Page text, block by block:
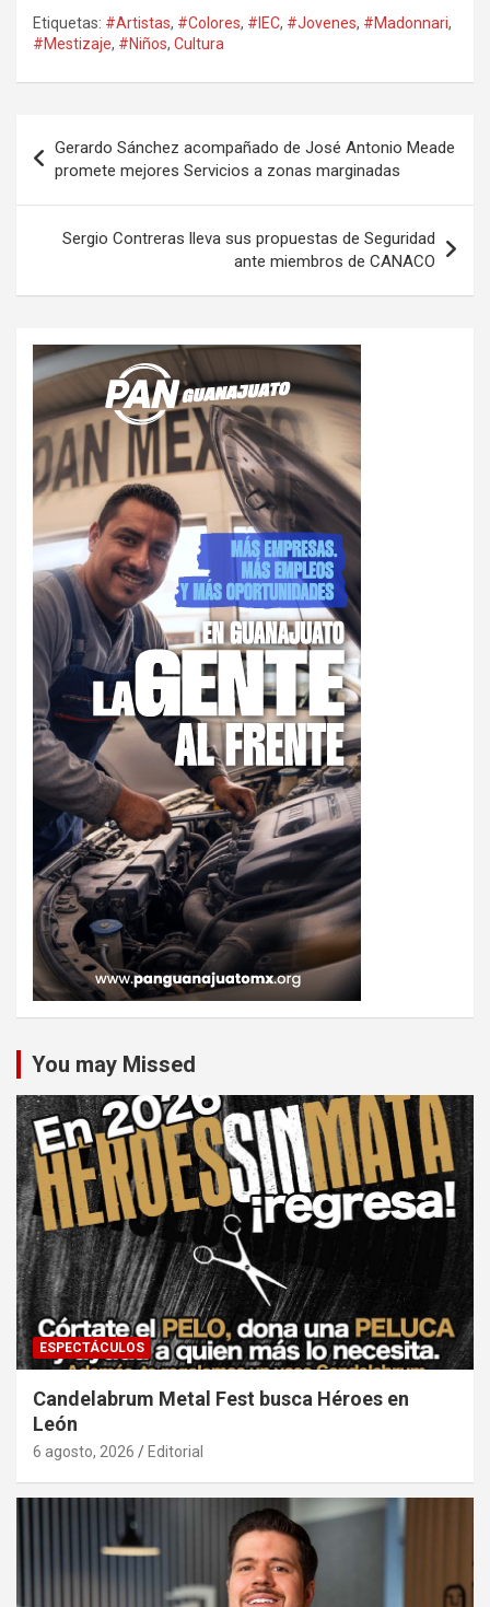
Etiquetas: #Artistas, #Colores, #IEC, #Jovenes, #Madonnari,
#Mestizaje, #Niños, Cultura
de
entradas
Gerardo Sánchez acompañado de José Antonio Meade
promete mejores Servicios a zonas marginadas
Sergio Contreras lleva sus propuestas de Seguridad
ante miembros de CANACO
You may Missed
ESPECTÁCULOS
Candelabrum Metal Fest busca Héroes en
León
6 agosto, 2026 Editorial